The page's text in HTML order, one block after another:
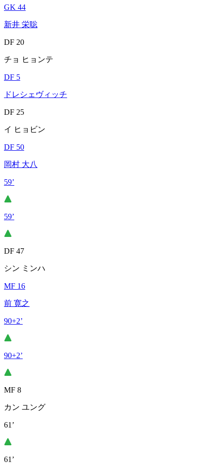
GK 44
新井 栄聡
DF 20
チョ ヒョンテ
DF 5
ドレシェヴィッチ
DF 25
イ ヒョビン
DF 50
岡村 大八
59’
59’
DF 47
シン ミンハ
MF 16
前 寛之
90+2’
90+2’
MF 8
カン ユング
61’
61’